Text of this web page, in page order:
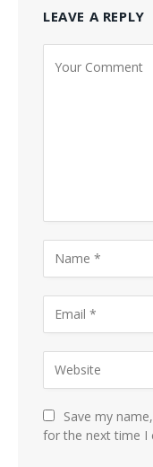
LEAVE A REPLY
Save my
for the next time I